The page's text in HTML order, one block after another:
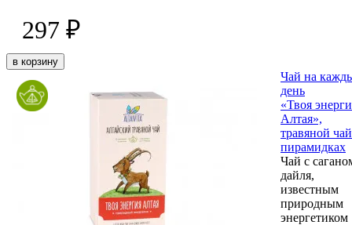
297 ₽
в корзину
Чай на
день
«Твоя
Алтая»,
травяной
пирамидках
Чай с
дайля,
известным
природным
энергетиком